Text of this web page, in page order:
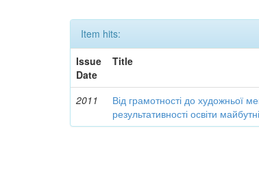
Item hits:
Issue
Date
Title
2011
Від грамотності до художньої
результативності освіти